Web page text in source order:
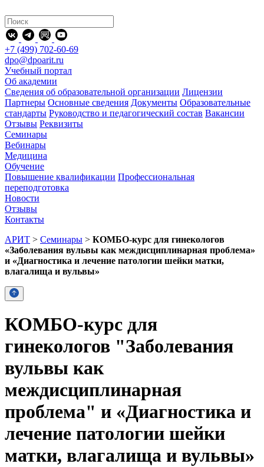
+7 (499) 702-60-69
dpo@dpoarit.ru
Учебный портал
Об академии
Сведения об образовательной организации Лицензии
Партнеры Основные сведения Документы Образовательные
стандарты Руководство и педагогический состав Вакансии
Отзывы Реквизиты
Семинары
Вебинары
Медицина
Обучение
Повышение квалификации Профессиональная
переподготовка
Новости
Отзывы
Контакты
АРИТ > Семинары > КОМБО-курс для гинекологов
«Заболевания вульвы как междисциплинарная проблема»
и «Диагностика и лечение патологии шейки матки,
влагалища и вульвы»
КОМБО-курс для
гинекологов "Заболевания
вульвы как
междисциплинарная
проблема" и «Диагностика и
лечение патологии шейки
матки, влагалища и вульвы»